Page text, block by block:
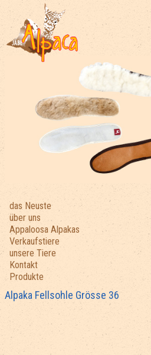
das Neuste
über uns
Appaloosa Alpakas
Verkaufstiere
unsere Tiere
Kontakt
Produkte
Alpaka Fellsohle Grösse 36